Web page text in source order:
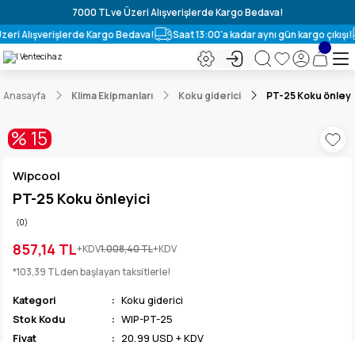
7000 TL ve Üzeri Alışverişlerde Kargo Bedava!
Alışverişlerde Kargo Bedava!
Saat 13:00'a kadar aynı gün kargo çıkışı!
Anasayfa Klima Ekipmanları Koku giderici PT-25 Koku
Wipcool
PT-25 Koku önleyici
(0)
857,14 TL+KDV1.008,40 TL+KDV
*103,39 TL den başlayan taksitlerle!
Kategori
Koku giderici
Stok Kodu
WIP-PT-25
Fiyat
20,99 USD + KDV